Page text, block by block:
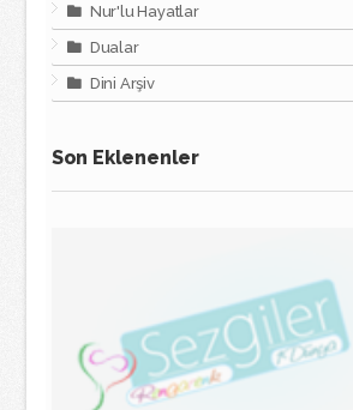
Nur'lu Hayatlar
Dualar
Dini Arşiv
Son Eklenenler